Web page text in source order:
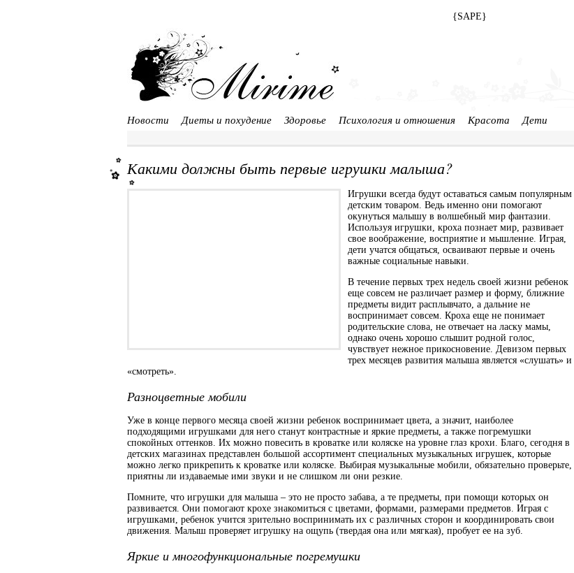
{SAPE}
Новости Диеты и похудение Здоровье Психология и отношения Красота Дети
Какими должны быть первые игрушки малыша?
Игрушки всегда будут оставаться самым популярным
детским товаром. Ведь именно они помогают
окунуться малышу в волшебный мир фантазии.
Используя игрушки, кроха познает мир, развивает
свое воображение, восприятие и мышление. Играя,
дети учатся общаться, осваивают первые и очень
важные социальные навыки.
В течение первых трех недель своей жизни ребенок
еще совсем не различает размер и форму, ближние
предметы видит расплывчато, а дальние не
воспринимает совсем. Кроха еще не понимает
родительские слова, не отвечает на ласку мамы,
однако очень хорошо слышит родной голос,
чувствует нежное прикосновение. Девизом первых
трех месяцев развития малыша является «слушать» и
«смотреть».
Разноцветные мобили
Уже в конце первого месяца своей жизни ребенок воспринимает цвета, а значит, наиболее
подходящими игрушками для него станут контрастные и яркие предметы, а также погремушки
спокойных оттенков. Их можно повесить в кроватке или коляске на уровне глаз крохи. Благо, сегодня в
детских магазинах представлен большой ассортимент специальных музыкальных игрушек, которые
можно легко прикрепить к кроватке или коляске. Выбирая музыкальные мобили, обязательно проверьте,
приятны ли издаваемые ими звуки и не слишком ли они резкие.
Помните, что игрушки для малыша – это не просто забава, а те предметы, при помощи которых он
развивается. Они помогают крохе знакомиться с цветами, формами, размерами предметов. Играя с
игрушками, ребенок учится зрительно воспринимать их с различных сторон и координировать свои
движения. Малыш проверяет игрушку на ощупь (твердая она или мягкая), пробует ее на зуб.
Яркие и многофункциональные погремушки